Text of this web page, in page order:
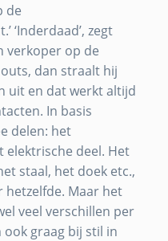
de
‘Inderdaad’, zegt
verkoper op de
dan straalt hij
uit en dat werkt altijd
In basis
delen: het
elektrische deel. Het
staal, het doek etc.,
hetzelfde. Maar het
veel verschillen per
graag bij stil in